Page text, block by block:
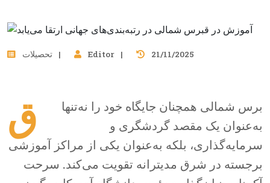
تحصيلات Editor 21/11/2025
ق
برس شمالی همچنان جایگاه خود را نه‌تنها
به‌عنوان یک مقصد گردشگری و
سرمایه‌گذاری، بلکه به‌عنوان یکی از مراکز آموزشی
برجسته در شرق مدیترانه تقویت می‌کند. سرحت